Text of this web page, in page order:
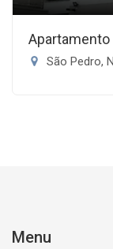
Apartamento
São Pedro,
Menu